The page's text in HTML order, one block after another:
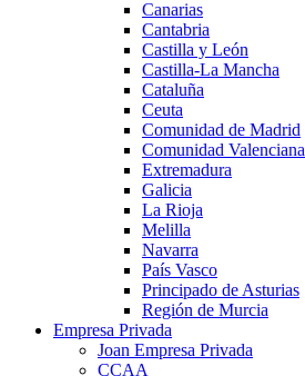
Canarias
Cantabria
Castilla y León
Castilla-La Mancha
Cataluña
Ceuta
Comunidad de Madrid
Comunidad Valenciana
Extremadura
Galicia
La Rioja
Melilla
Navarra
País Vasco
Principado de Asturias
Región de Murcia
Empresa Privada
Joan Empresa Privada
CCAA